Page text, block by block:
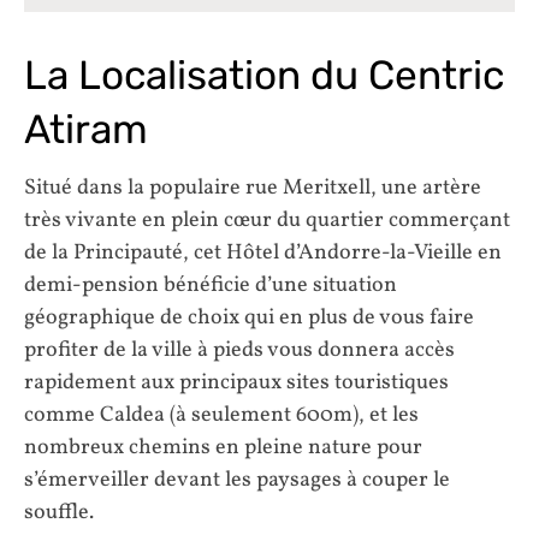
La Localisation du Centric
Atiram
Situé dans la populaire rue Meritxell, une artère
très vivante en plein cœur du quartier commerçant
de la Principauté, cet Hôtel d’Andorre-la-Vieille en
demi-pension bénéficie d’une situation
géographique de choix qui en plus de vous faire
profiter de la ville à pieds vous donnera accès
rapidement aux principaux sites touristiques
comme Caldea (à seulement 600m), et les
nombreux chemins en pleine nature pour
s’émerveiller devant les paysages à couper le
souffle.